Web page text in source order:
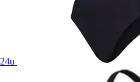
24u